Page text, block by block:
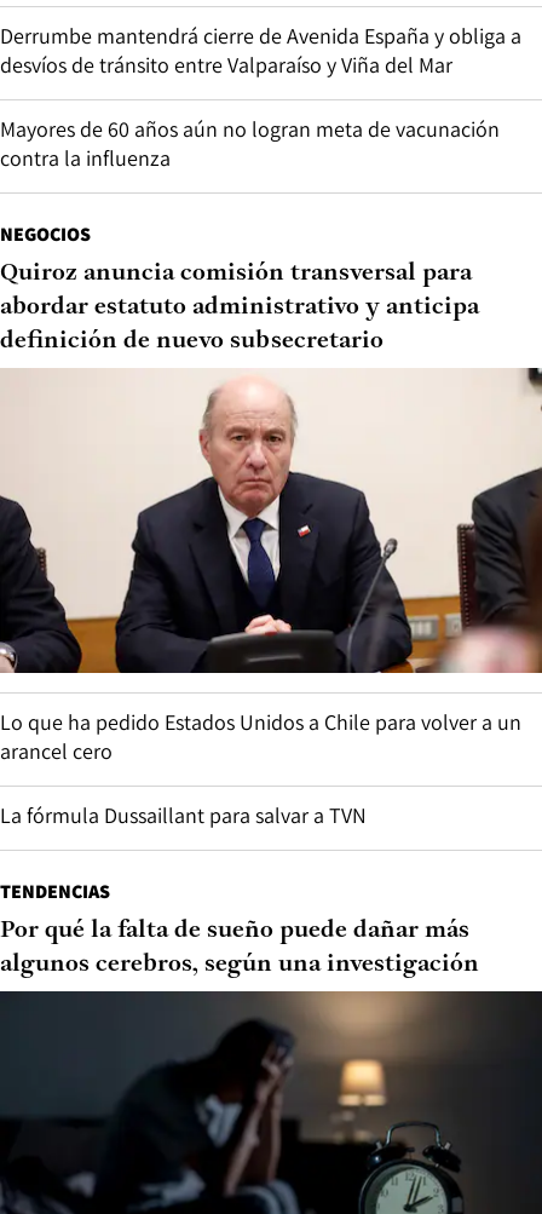
Derrumbe mantendrá cierre de Avenida España y obliga a
desvíos de tránsito entre Valparaíso y Viña del Mar
Mayores de 60 años aún no logran meta de vacunación
contra la influenza
NEGOCIOS
Quiroz anuncia comisión transversal para
abordar estatuto administrativo y anticipa
definición de nuevo subsecretario
Lo que ha pedido Estados Unidos a Chile para volver a un
arancel cero
La fórmula Dussaillant para salvar a TVN
TENDENCIAS
Por qué la falta de sueño puede dañar más
algunos cerebros, según una investigación